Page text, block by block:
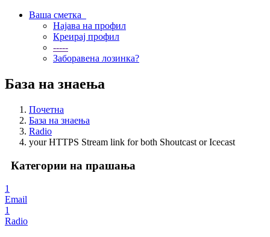
Ваша сметка
Најава на профил
Креирај профил
-----
Заборавена лозинка?
База на знаења
Почетна
База на знаења
Radio
your HTTPS Stream link for both Shoutcast or Icecast
Категории на прашања
1
Email
1
Radio